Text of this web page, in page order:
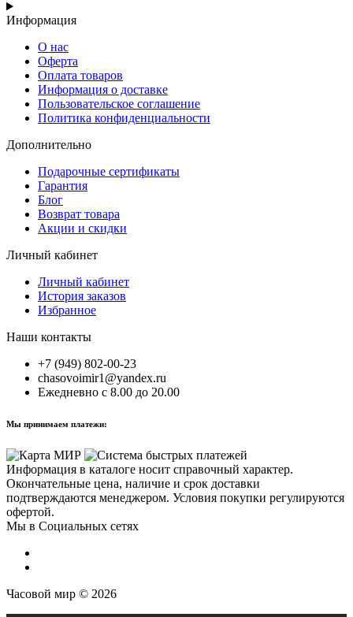
Информация
О нас
Оферта
Оплата товаров
Информация о доставке
Пользовательское соглашение
Политика конфиденциальности
Дополнительно
Подарочные сертификаты
Гарантия
Блог
Возврат товара
Акции и скидки
Личный кабинет
Личный кабинет
История заказов
Избранное
Наши контакты
+7 (949) 802-00-23
chasovoimir1@yandex.ru
Ежедневно с 8.00 до 20.00
Мы принимаем платежи:
Информация в каталоге носит справочный характер.
Окончательные цена, наличие и срок доставки
подтверждаются менеджером. Условия покупки регулируются
офертой.
Мы в Социальных сетях
Часовой мир © 2026